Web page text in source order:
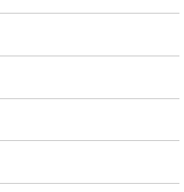
tư duy đối ngoại Việt Nam